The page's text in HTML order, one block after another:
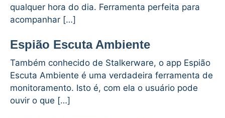
qualquer hora do dia. Ferramenta perfeita para
acompanhar […]
Espião Escuta Ambiente
Também conhecido de Stalkerware, o app Espião
Escuta Ambiente é uma verdadeira ferramenta de
monitoramento. Isto é, com ela o usuário pode
ouvir o que […]